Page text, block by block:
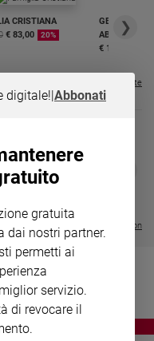
CRISTIANA
€ 83,00 20%
GBABY
€ 16,99
❯
Visualizza tutte le riviste
G 2026-27
- € 8,90
Visualizza tutte le collection
digitale!|Abbonati
gratuita
dai nostri partner.
permetti ai
servizio.
di revocare il